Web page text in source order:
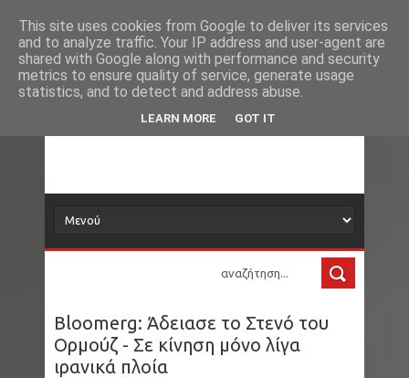
Νέα Loading...
δορυφόρος
Τα νέα όλου του κόσμου στο πιάτο σας
Bloomerg: Άδειασε το Στενό του
Ορμούζ - Σε κίνηση μόνο λίγα
ιρανικά πλοία
This site uses cookies from Google to deliver its services
and to analyze traffic. Your IP address and user-agent are
shared with Google along with performance and security
metrics to ensure quality of service, generate usage
statistics, and to detect and address abuse.
LEARN MORE GOT IT